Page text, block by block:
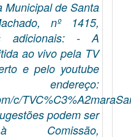
Municipal de Santa
nº 1415,
adicionais: - A
ao vivo pela TV
e pelo youtube
c/
podem ser
Comissão,